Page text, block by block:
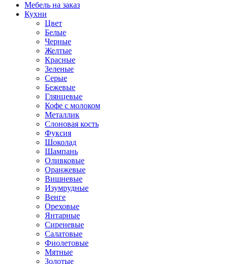
Мебель на заказ
Кухни
Цвет
Белые
Черные
Желтые
Красные
Зеленые
Серые
Бежевые
Глянцевые
Кофе с молоком
Металлик
Слоновая кость
Фуксия
Шоколад
Шампань
Оливковые
Оранжевые
Вишневые
Изумрудные
Венге
Ореховые
Янтарные
Сиреневые
Салатовые
Фиолетовые
Мятные
Золотые